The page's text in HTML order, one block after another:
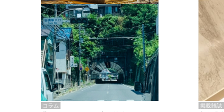
掲載雑誌
掲載雑誌・書籍
『街歩き研修「アールデコとモダニズ
ム、和風バロック」』のレポート記事が
掲載
コラム